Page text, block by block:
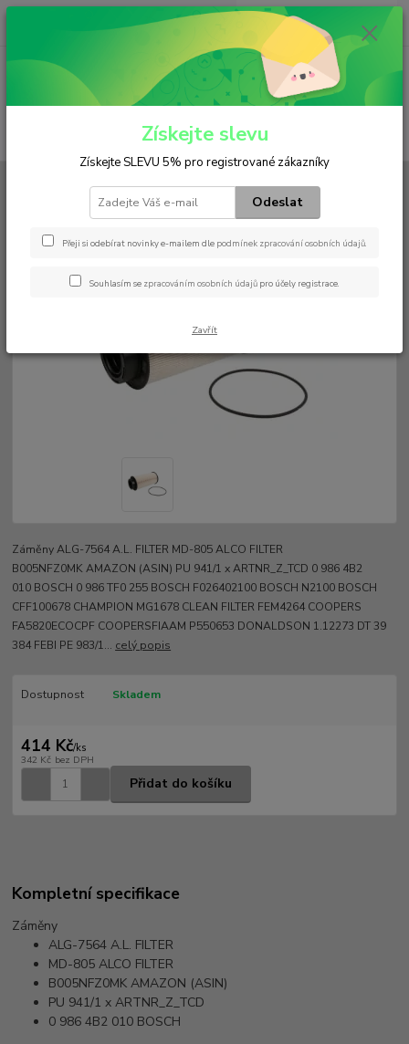
(Po-Pá, 6:30-15 hod.)
ks
0 Kč
PU 941/1 x
Záměny ALG-7564 A.L. FILTER MD-805 ALCO FILTER
B005NFZ0MK AMAZON (ASIN) PU 941/1 x ARTNR_Z_TCD 0 986 4B2
010 BOSCH 0 986 TF0 255 BOSCH F026402100 BOSCH N2100 BOSCH
CFF100678 CHAMPION MG1678 CLEAN FILTER FEM4264 COOPERS
FA5820ECOCPF COOPERSFIAAM P550653 DONALDSON 1.12273 DT 39
384 FEBI PE 983/1... celý popis
Dostupnost Skladem
414 Kč/ks
342 Kč bez DPH
Přidat do košíku
Kompletní specifikace
Záměny
ALG-7564 A.L. FILTER
MD-805 ALCO FILTER
B005NFZ0MK AMAZON (ASIN)
PU 941/1 x ARTNR_Z_TCD
0 986 4B2 010 BOSCH
Získejte slevu
Získejte SLEVU 5% pro registrované zákazníky
Odeslat
Přeji si odebírat novinky e-mailem dle podmínek zpracování osobních údajů.
Souhlasím se zpracováním osobních údajů pro účely registrace.
Zavřít